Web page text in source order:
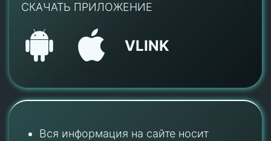
СКАЧАТЬ ПРИЛОЖЕНИЕ
VLINK
Вся информация на сайте носит